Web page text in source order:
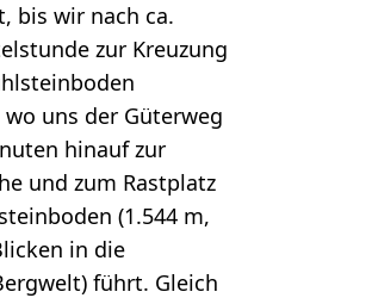
bis wir nach ca.
zur Kreuzung
uns der Güterweg
hinauf zur
und zum Rastplatz
(1.544 m,
in die
führt. Gleich